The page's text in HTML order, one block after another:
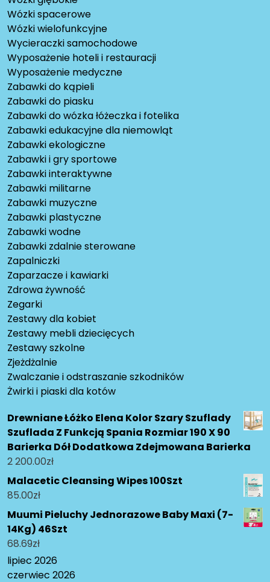
Wózki spacerowe
Wózki wielofunkcyjne
Wycieraczki samochodowe
Wyposażenie hoteli i restauracji
Wyposażenie medyczne
Zabawki do kąpieli
Zabawki do piasku
Zabawki do wózka łóżeczka i fotelika
Zabawki edukacyjne dla niemowląt
Zabawki ekologiczne
Zabawki i gry sportowe
Zabawki interaktywne
Zabawki militarne
Zabawki muzyczne
Zabawki plastyczne
Zabawki wodne
Zabawki zdalnie sterowane
Zapalniczki
Zaparzacze i kawiarki
Zdrowa żywność
Zegarki
Zestawy dla kobiet
Zestawy mebli dziecięcych
Zestawy szkolne
Zjeżdżalnie
Zwalczanie i odstraszanie szkodników
Żwirki i piaski dla kotów
Drewniane Łóżko Elena Kolor Szary Szuflady
Szuflada Z Funkcją Spania Rozmiar 190 X 90
Barierka Dół Dodatkowa Zdejmowana Barierka
2 200.00zł
Malacetic Cleansing Wipes 100Szt
85.00zł
Muumi Pieluchy Jednorazowe Baby Maxi (7-
14Kg) 46Szt
68.69zł
lipiec 2026
czerwiec 2026